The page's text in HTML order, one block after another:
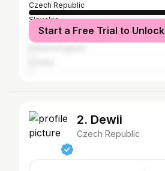
Czech Republic
Slovakia
United States
Start a Free Trial to Unlock
2. Dewii
Czech Republic